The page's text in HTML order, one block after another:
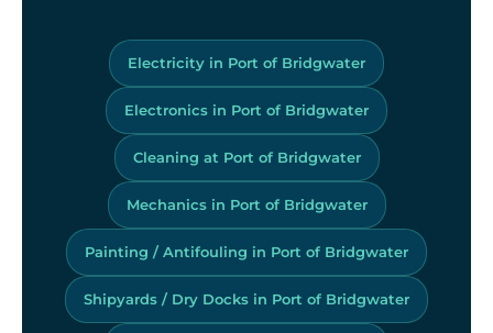
Electricity in Port of Bridgwater
Electronics in Port of Bridgwater
Cleaning at Port of Bridgwater
Mechanics in Port of Bridgwater
Painting / Antifouling in Port of Bridgwater
Shipyards / Dry Docks in Port of Bridgwater